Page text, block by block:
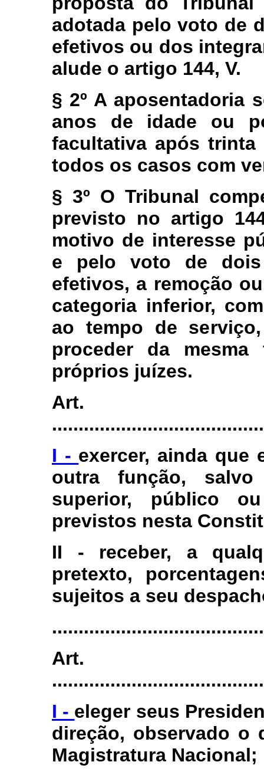
adotada pelo voto de
efetivos ou dos
alude o artigo 144, V.
§ 2º A aposentadoria
anos de idade ou
facultativa após
todos os casos com
§ 3º O Tribunal
previsto no artigo
motivo de interesse
e pelo voto de dois
efetivos, a remoção
categoria inferior,
ao tempo de
proceder da
próprios juízes.
Art.
I - exercer, ainda que
outra função,
superior, público
previstos nesta
II - receber, a
pretexto,
sujeitos a seu
Art.
I - eleger seus
direção, observado o
Magistratura Nacional;